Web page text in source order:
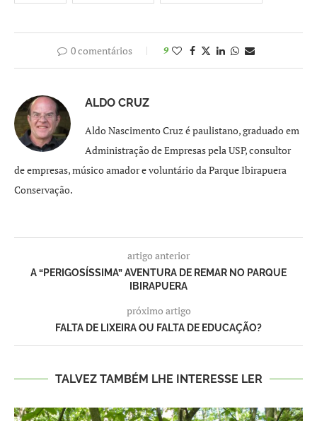
0 comentários 9
ALDO CRUZ
Aldo Nascimento Cruz é paulistano, graduado em
Administração de Empresas pela USP, consultor
de empresas, músico amador e voluntário da Parque Ibirapuera
Conservação.
artigo anterior
A “PERIGOSÍSSIMA” AVENTURA DE REMAR NO PARQUE
IBIRAPUERA
próximo artigo
FALTA DE LIXEIRA OU FALTA DE EDUCAÇÃO?
TALVEZ TAMBÉM LHE INTERESSE LER